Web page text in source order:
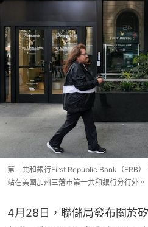
第一共和銀行First Republic Bank（FRB
站在美國加州三藩市第一共和銀行分行外。
4月28日，聯儲局發布關於